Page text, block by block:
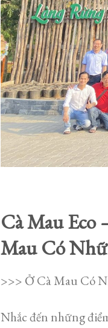
Cà Mau Eco
Mau Có
>>> Ở Cà Mau Có
Nhắc đến những